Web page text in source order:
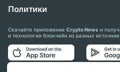
Политики
Скачайте приложение Crypto News и
и технологии блокчейн из разных